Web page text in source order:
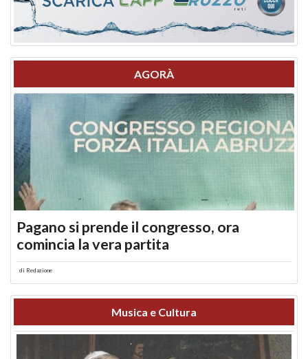
AGORÀ
Pagano si prende il congresso, ora
comincia la vera partita
di Redazione
Musica e Cultura